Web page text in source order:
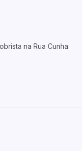
na Rua Cunha